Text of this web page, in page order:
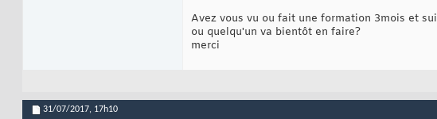
Avez vous vu ou fait une formation 3mois et
ou quelqu'un va bientôt en faire?
merci
31/07/2017, 17h10